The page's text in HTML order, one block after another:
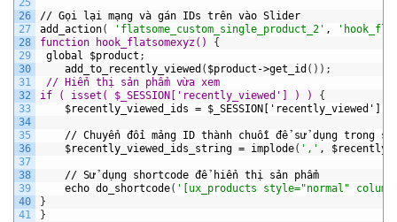
25
26
27
28
29
30
31
32
33
34
35
36
37
38
39
40
41
// Gọi lại mạng và gán IDs trên vào Slider
add_action( 'flatsome_custom_single_product_2' ,
function hook_flatsomexyz() {
global
$product ;
add_to_recently_viewed ( $product->get_id ( ) ) ;
// Hiển thị sản phẩm vừa xem
if ( isset( $_SESSION['recently_viewed'] ) ) {
$recently_viewed_ids = $_SESSION['recently_viewed']
// Chuyển đổi mảng ID thành chuỗi để sử dụng trong
$recently_viewed_ids_string = implode( ',' ,
// Sử dụng shortcode để hiển thị sản phẩm
echo do_shortcode( '[ux_products style="normal"
}
}